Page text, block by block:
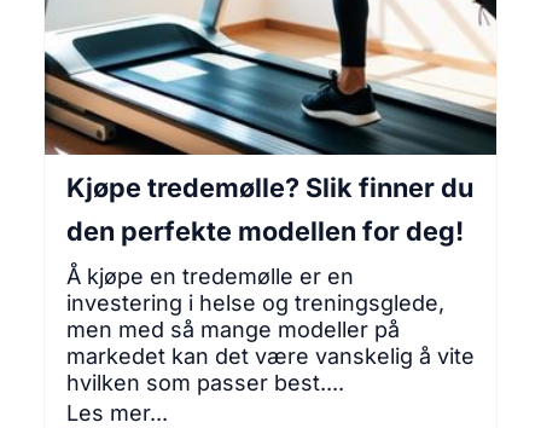
Kjøpe tredemølle? Slik finner du
den perfekte modellen for deg!
Å kjøpe en tredemølle er en
investering i helse og treningsglede,
men med så mange modeller på
markedet kan det være vanskelig å vite
hvilken som passer best....
Les mer...